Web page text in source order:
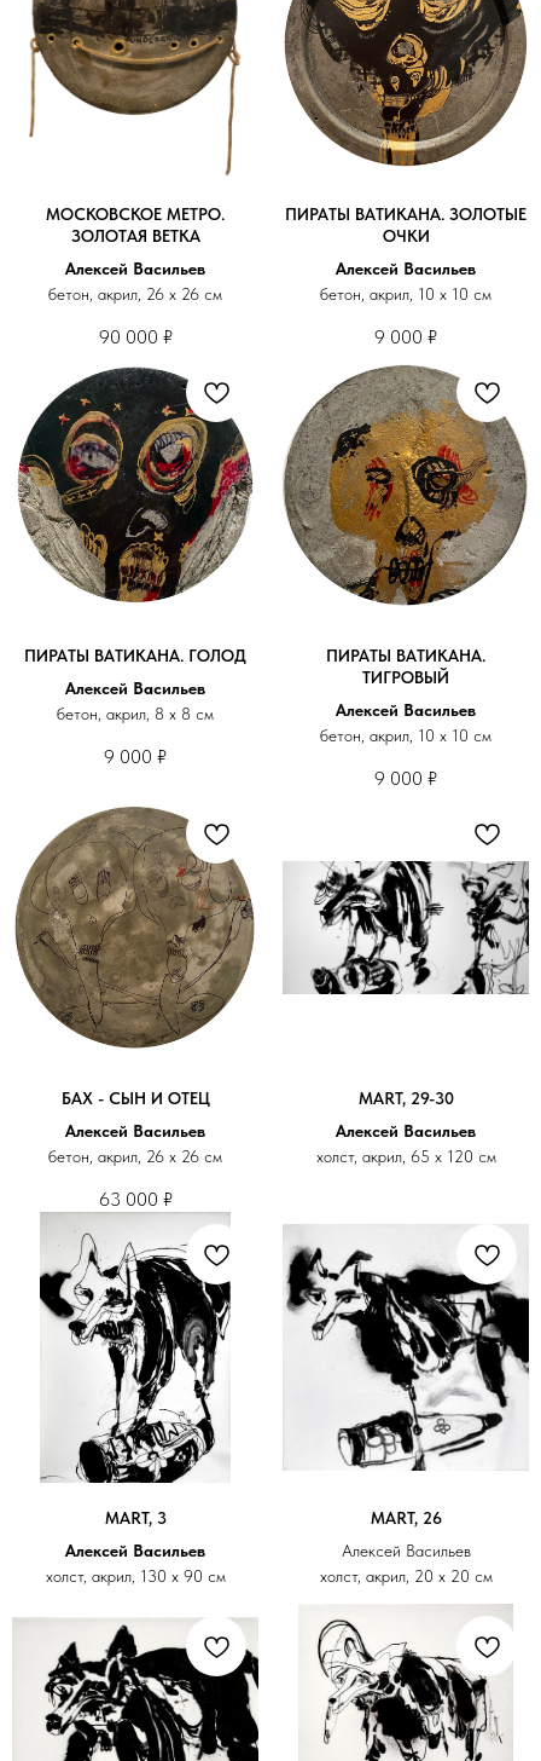
МОСКОВСКОЕ МЕТРО.
ЗОЛОТАЯ ВЕТКА
Алексей Васильев
бетон, акрил, 26 х 26 см
90 000 ₽
ПИРАТЫ ВАТИКАНА. ЗОЛОТЫЕ
ОЧКИ
Алексей Васильев
бетон, акрил, 10 х 10 см
9 000 ₽
ПИРАТЫ ВАТИКАНА. ГОЛОД
Алексей Васильев
бетон, акрил, 8 х 8 см
9 000 ₽
ПИРАТЫ ВАТИКАНА.
ТИГРОВЫЙ
Алексей Васильев
бетон, акрил, 10 х 10 см
9 000 ₽
БАХ - СЫН И ОТЕЦ
Алексей Васильев
бетон, акрил, 26 х 26 см
63 000 ₽
MART, 29-30
Алексей Васильев
холст, акрил, 65 х 120 см
MART, 3
Алексей Васильев
холст, акрил, 130 х 90 см
MART, 26
Алексей Васильев
холст, акрил, 20 х 20 см